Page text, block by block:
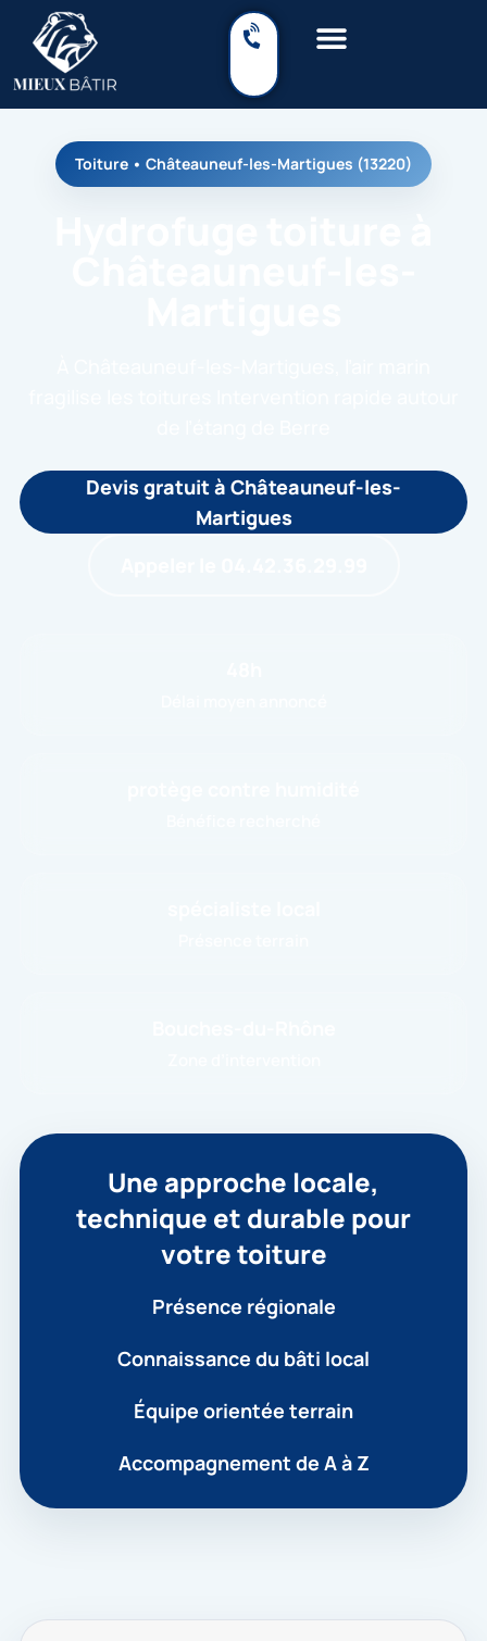
Toiture • Châteauneuf-les-Martigues (13220)
Devis gratuit à Châteauneuf-les-
Martigues
Une approche locale,
technique et durable pour
votre toiture
Présence régionale
Connaissance du bâti local
Équipe orientée terrain
Accompagnement de A à Z